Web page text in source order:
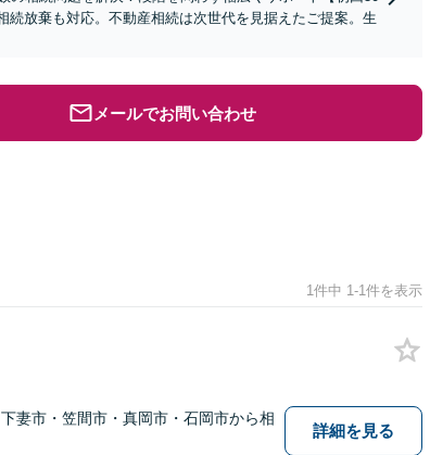
放棄も対応。不動産相続は次世代を見据えたご提案。生
メールでお問い合わせ
1件中 1-1件を表示
妻市・笠間市・真岡市・石岡市から相
詳細を見る